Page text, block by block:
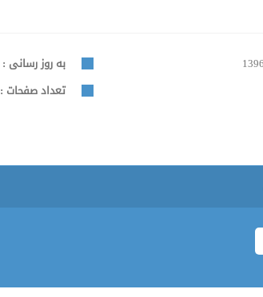
به روز رسانی :
تعداد صفحات :